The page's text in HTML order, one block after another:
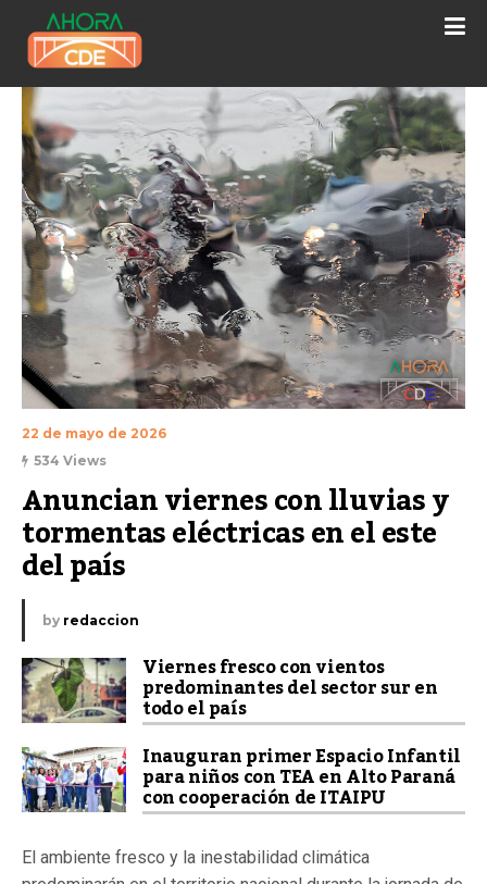
22 de mayo de 2026
534 Views
Anuncian viernes con lluvias y
tormentas eléctricas en el este
del país
by redaccion
Viernes fresco con vientos
predominantes del sector sur en
todo el país
Inauguran primer Espacio Infantil
para niños con TEA en Alto Paraná
con cooperación de ITAIPU
El ambiente fresco y la inestabilidad climática